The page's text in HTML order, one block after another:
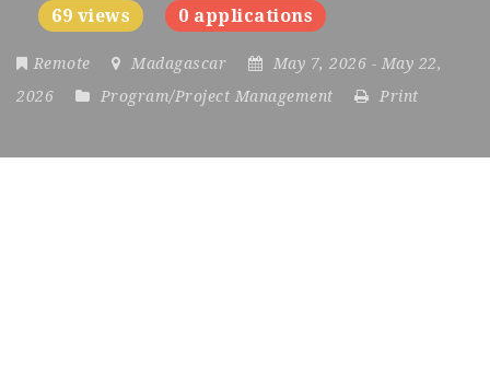
69 views 0 applications
Remote Madagascar May 7, 2026 - May 22,
2026
Program/Project Management Print